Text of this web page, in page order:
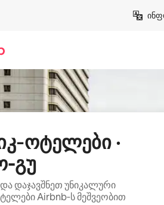
·
გუ
დაჯავშნეთ უნიკალური
Airbnb‑ს მეშვეობით